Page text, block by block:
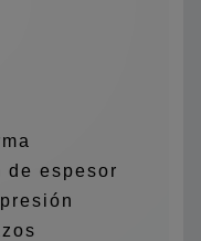
de espesor